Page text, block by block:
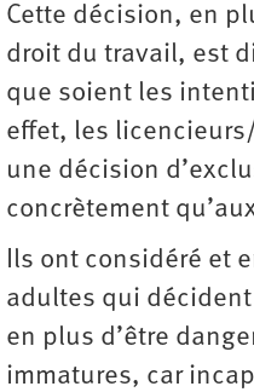
Cette décision, en
droit du travail, est
que soient les
effet, les
une décision
concrètement
Ils ont considéré et
adultes qui
en plus d’être
immatures, car